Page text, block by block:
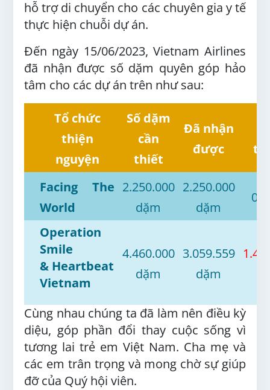
hỗ trợ di chuyển cho các chuyên gia y tế
thực hiện chuỗi dự án.
Đến ngày 15/06/2023, Vietnam Airlines
đã nhận được số dặm quyên góp hảo
tâm cho các dự án trên như sau:
Tổ chức
thiện
nguyện
Số dặm
cần
thiết
Đã nhận
được
Facing The
World
2.250.000
dặm
2.250.000
dặm
0
Operation
Smile
& Heartbeat
Vietnam
4.460.000
dặm
3.059.559
dặm
Cùng nhau chúng ta đã làm nên điều kỳ
diệu, góp phần đổi thay cuộc sống vì
tương lai trẻ em Việt Nam. Cha mẹ và
các em trân trọng và mong chờ sự giúp
đỡ của Quý hội viên.